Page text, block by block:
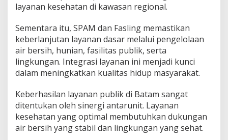
layanan kesehatan di kawasan regional.
Sementara itu, SPAM dan Fasling memastikan
keberlanjutan layanan dasar melalui pengelolaan
air bersih, hunian, fasilitas publik, serta
lingkungan. Integrasi layanan ini menjadi kunci
dalam meningkatkan kualitas hidup masyarakat.
Keberhasilan layanan publik di Batam sangat
ditentukan oleh sinergi antarunit. Layanan
kesehatan yang optimal membutuhkan dukungan
air bersih yang stabil dan lingkungan yang sehat.